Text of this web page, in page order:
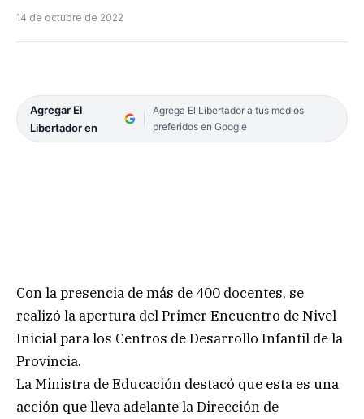
14 de octubre de 2022
Agregar El
Libertador en
Agrega El Libertador a tus medios
preferidos en Google
Con la presencia de más de 400 docentes, se
realizó la apertura del Primer Encuentro de Nivel
Inicial para los Centros de Desarrollo Infantil de la
Provincia.
La Ministra de Educación destacó que esta es una
acción que lleva adelante la Dirección de